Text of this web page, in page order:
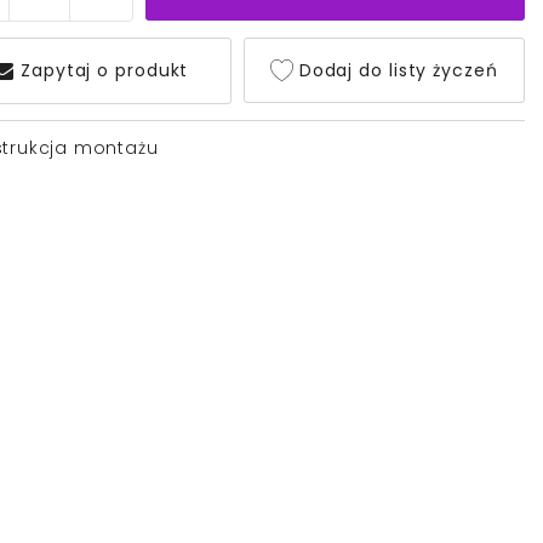
Zapytaj o produkt Dodaj do listy życzeń
montażu